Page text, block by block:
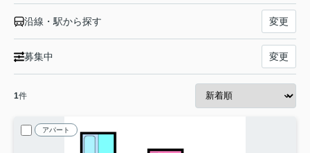
沿線・駅から探す 変更
募集中 変更
1件
アパート